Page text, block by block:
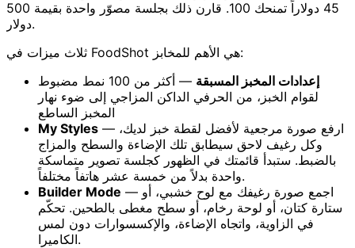
45 دولاراً تمنحك 100. قارن ذلك بجلسة مصوّر واحدة بقيمة 500
دولار.
ثلاث ميزات في FoodShot هي الأهم للمخابز:
إعدادات المخبز المسبقة
— أكثر من 100 نمط مضبوط
لقوام الخبز، من الحرفي الداكن المزاجي إلى ضوء نهار
المخبز الساطع
My Styles — ارفع صورة مرجعية لأفضل لقطة خبز لديك،
وكل رغيف لاحق سيطابق تلك الإضاءة والسطح والمزاج
بالضبط. ستبدأ قائمتك في الظهور كجلسة تصوير متماسكة
واحدة بدلاً من خمسة عشر هاتفاً مختلفاً.
Builder Mode — اجمع صورة رغيفك مع لوح خشبي، أو
ستارة كتان، أو لوحة رخام، أو سطح مغطى بالطحين. تحكّم
في الزاوية، واتجاه الإضاءة، والإكسسوارات دون لمس
الكاميرا.